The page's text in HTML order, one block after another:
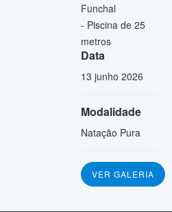
Funchal
- Piscina de 25
metros
Data
13 junho 2026
Modalidade
Natação Pura
VER GALERIA